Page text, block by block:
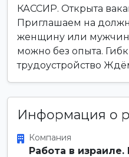
КАССИР. Открыта
Приглашаем на
женщину или
можно без опыта.
трудоустройство
Информация о
Компания
Работа в израиле.